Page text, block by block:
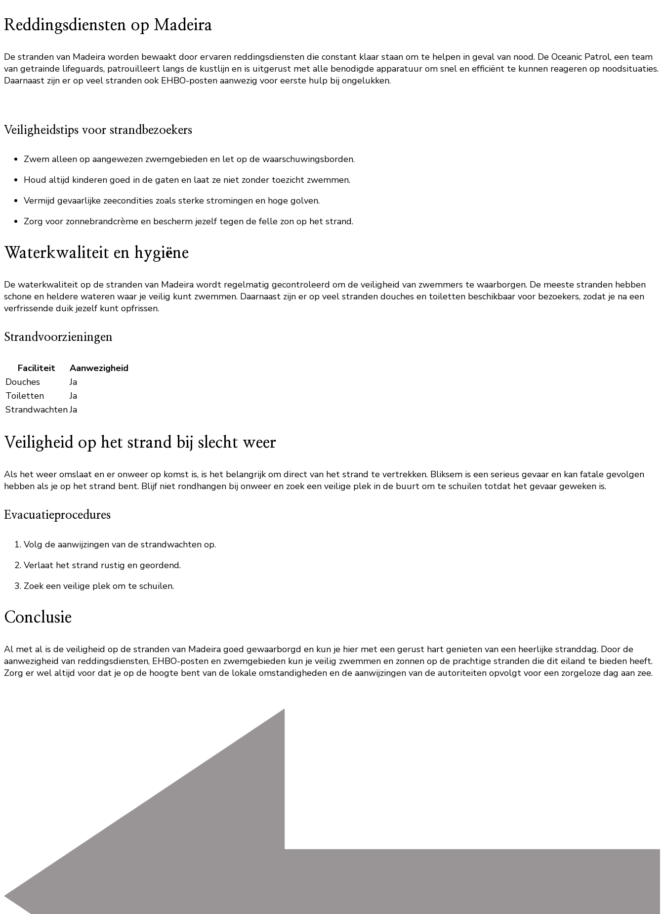
Reddingsdiensten op Madeira
De stranden van Madeira worden bewaakt door ervaren reddingsdiensten die constant klaar staan om te helpen in geval van nood. De Oceanic Patrol, een team
van getrainde lifeguards, patrouilleert langs de kustlijn en is uitgerust met alle benodigde apparatuur om snel en efficiënt te kunnen reageren op noodsituaties.
Daarnaast zijn er op veel stranden ook EHBO-posten aanwezig voor eerste hulp bij ongelukken.
Veiligheidstips voor strandbezoekers
Zwem alleen op aangewezen zwemgebieden en let op de waarschuwingsborden.
Houd altijd kinderen goed in de gaten en laat ze niet zonder toezicht zwemmen.
Vermijd gevaarlijke zeecondities zoals sterke stromingen en hoge golven.
Zorg voor zonnebrandcrème en bescherm jezelf tegen de felle zon op het strand.
Waterkwaliteit en hygiëne
De waterkwaliteit op de stranden van Madeira wordt regelmatig gecontroleerd om de veiligheid van zwemmers te waarborgen. De meeste stranden hebben
schone en heldere wateren waar je veilig kunt zwemmen. Daarnaast zijn er op veel stranden douches en toiletten beschikbaar voor bezoekers, zodat je na een
verfrissende duik jezelf kunt opfrissen.
Strandvoorzieningen
Faciliteit
Aanwezigheid
Douches
Ja
Toiletten
Ja
StrandwachtenJa
Veiligheid op het strand bij slecht weer
Als het weer omslaat en er onweer op komst is, is het belangrijk om direct van het strand te vertrekken. Bliksem is een serieus gevaar en kan fatale gevolgen
hebben als je op het strand bent. Blijf niet rondhangen bij onweer en zoek een veilige plek in de buurt om te schuilen totdat het gevaar geweken is.
Evacuatieprocedures
Volg de aanwijzingen van de strandwachten op.
Verlaat het strand rustig en geordend.
Zoek een veilige plek om te schuilen.
Conclusie
Al met al is de veiligheid op de stranden van Madeira goed gewaarborgd en kun je hier met een gerust hart genieten van een heerlijke stranddag. Door de
aanwezigheid van reddingsdiensten, EHBO-posten en zwemgebieden kun je veilig zwemmen en zonnen op de prachtige stranden die dit eiland te bieden heeft.
Zorg er wel altijd voor dat je op de hoogte bent van de lokale omstandigheden en de aanwijzingen van de autoriteiten opvolgt voor een zorgeloze dag aan zee.